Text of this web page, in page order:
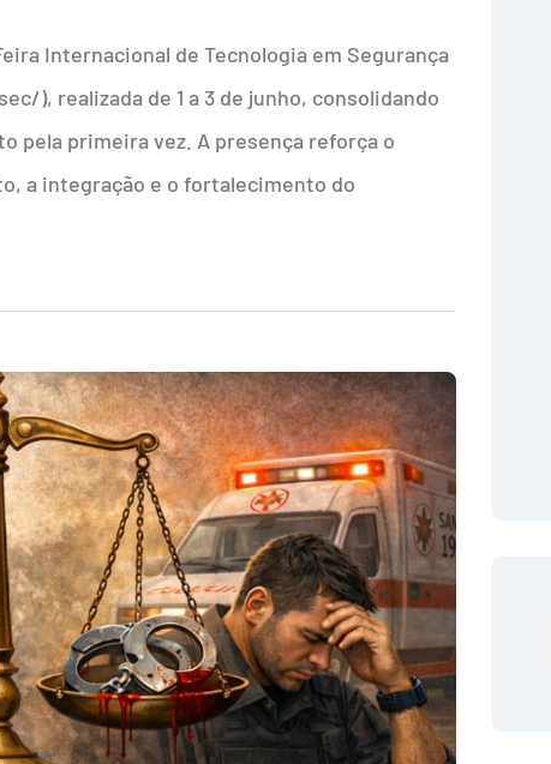
Internacional de Tecnologia em Segurança
), realizada de 1 a 3 de junho, consolidando
pela primeira vez. A presença reforça o
a integração e o fortalecimento do